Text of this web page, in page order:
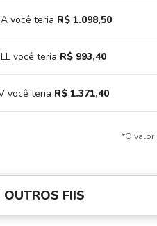
você teria R$ 1.098,50
você teria R$ 993,40
você teria R$ 1.371,40
*O valor
FIIS